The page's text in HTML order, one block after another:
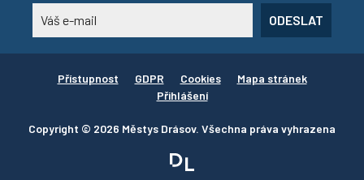
ODESLAT
Copyright © 2026 Městys Drásov. Všechna práva vyhrazena
Přístupnost GDPR Cookies
Mapa stránek
Přihlášení